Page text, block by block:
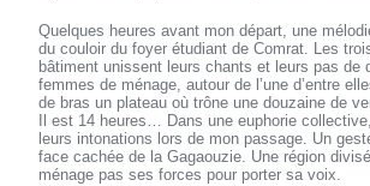
Quelques heures avant mon départ, une
du couloir du foyer étudiant de Comrat. Les
bâtiment unissent leurs chants et leurs pas de
femmes de ménage, autour de l’une d’entre
de bras un plateau où trône une douzaine de
Il est 14 heures… Dans une euphorie
leurs intonations lors de mon passage. Un
face cachée de la Gagaouzie. Une région
ménage pas ses forces pour porter sa voix.